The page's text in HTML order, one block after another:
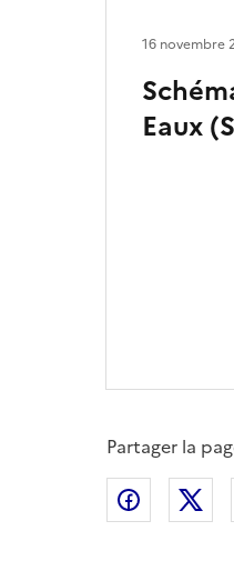
Eaux
16 novembre
Partager la
Partager